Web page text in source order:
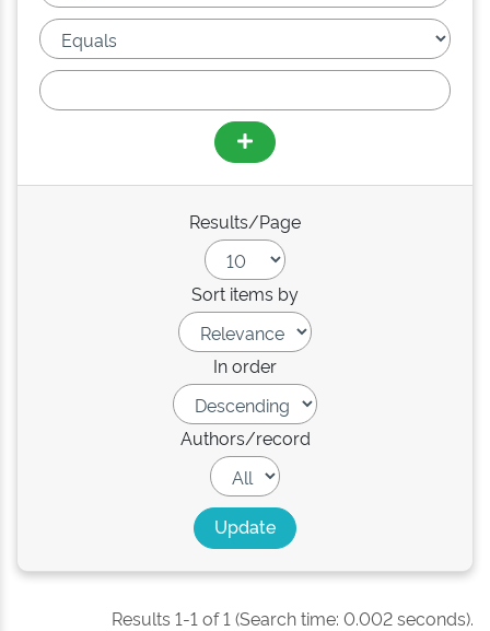
Results/Page
Sort items by
In order
Authors/record
Results 1-1 of 1 (Search time: 0.002 seconds).